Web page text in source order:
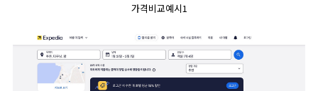
가격비교예시1